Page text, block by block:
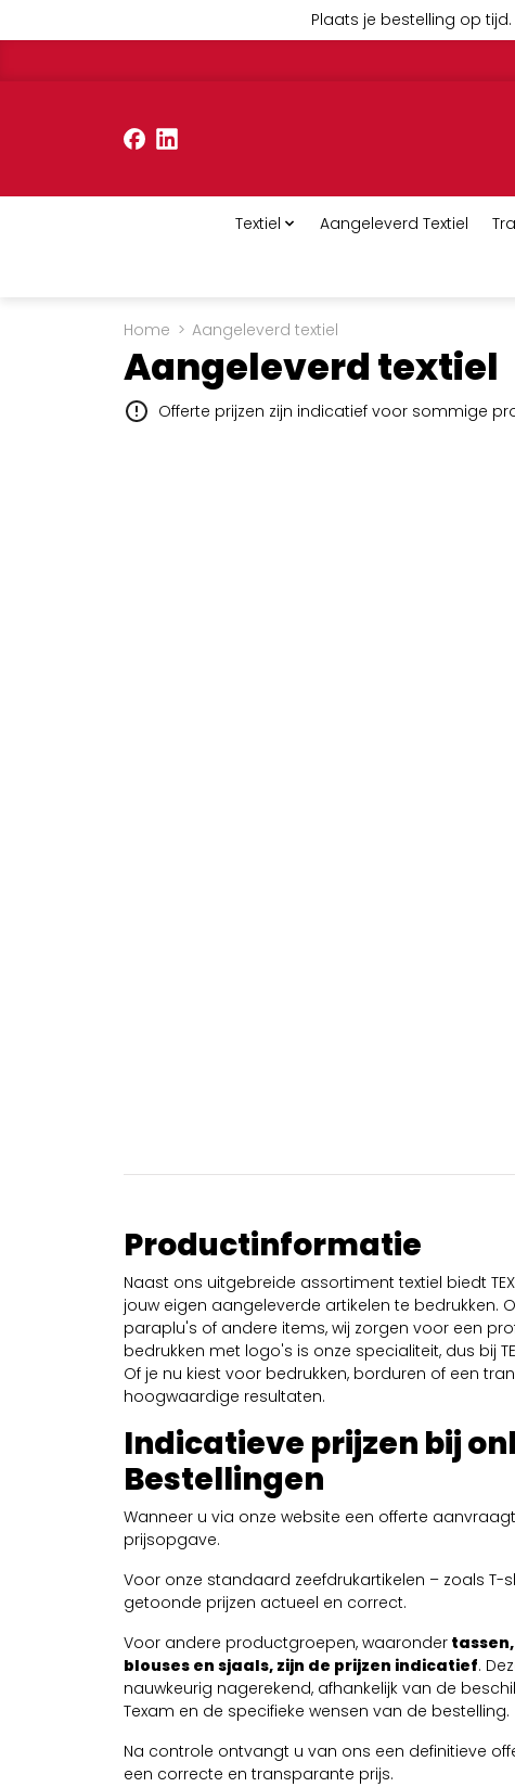
Plaats je bestelling op tijd.
Textiel Aangeleverd Textiel
Home > Aangeleverd textiel
Aangeleverd textiel
Offerte prijzen zijn indicatief voor sommige
Productinformatie
Naast ons uitgebreide assortiment textiel biedt
jouw eigen aangeleverde artikelen te bedrukken.
paraplu's of andere items, wij zorgen voor een
bedrukken met logo's is onze specialiteit, dus bij
Of je nu kiest voor bedrukken, borduren of een
hoogwaardige resultaten.
Indicatieve prijzen bij
Bestellingen
Wanneer u via onze website een offerte
prijsopgave.
Voor onze standaard zeefdrukartikelen – zoals T-
getoonde prijzen actueel en correct.
Voor andere productgroepen, waaronder
blouses en sjaals, zijn de prijzen indicatief.
nauwkeurig nagerekend, afhankelijk van de
Texam en de specifieke wensen van de bestelling.
Na controle ontvangt u van ons een definitieve
een correcte en transparante prijs.